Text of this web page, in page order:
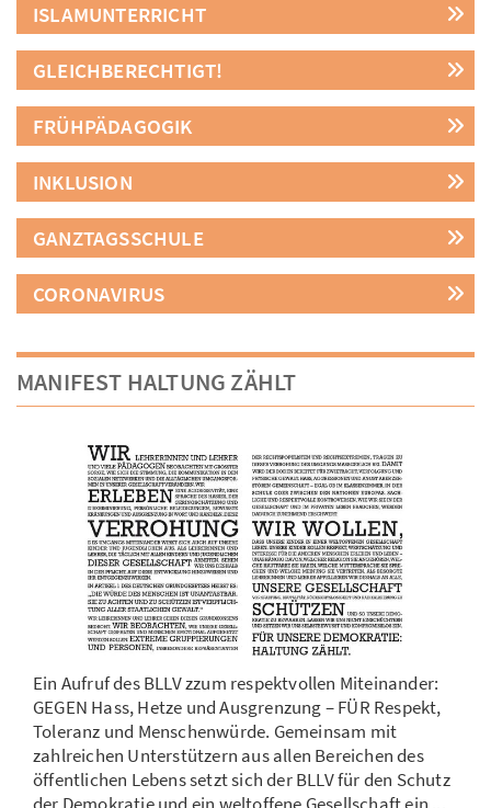
ISLAMUNTERRICHT
GLEICHBERECHTIGT!
FRÜHPÄDAGOGIK
INKLUSION
GANZTAGSSCHULE
CORONAVIRUS
MANIFEST HALTUNG ZÄHLT
Ein Aufruf des BLLV zzum respektvollen Miteinander:
GEGEN Hass, Hetze und Ausgrenzung – FÜR Respekt,
Toleranz und Menschenwürde. Gemeinsam mit
zahlreichen Unterstützern aus allen Bereichen des
öffentlichen Lebens setzt sich der BLLV für den Schutz